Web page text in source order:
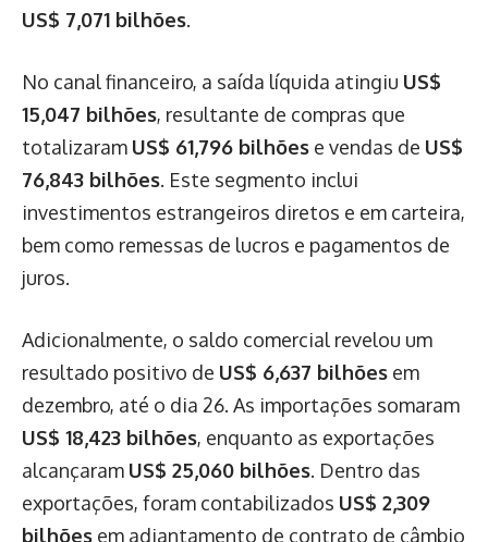
US$ 7,071 bilhões.
No canal financeiro, a saída líquida atingiu US$
15,047 bilhões, resultante de compras que
totalizaram US$ 61,796 bilhões e vendas de US$
76,843 bilhões. Este segmento inclui
investimentos estrangeiros diretos e em carteira,
bem como remessas de lucros e pagamentos de
juros.
Adicionalmente, o saldo comercial revelou um
resultado positivo de US$ 6,637 bilhões em
dezembro, até o dia 26. As importações somaram
US$ 18,423 bilhões, enquanto as exportações
alcançaram US$ 25,060 bilhões. Dentro das
exportações, foram contabilizados US$ 2,309
bilhões em adiantamento de contrato de câmbio